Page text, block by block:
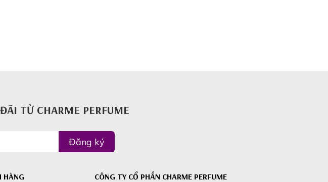
TỪ CHARME PERFUME
Đăng ký
HÀNG CÔNG TY CỔ PHẦN CHARME PERFUME